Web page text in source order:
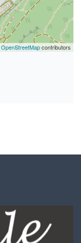
OpenStreetMapcontributors